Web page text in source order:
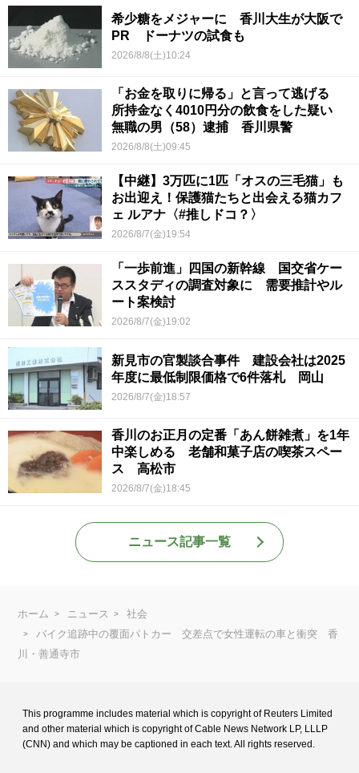
希少糖をメジャーに 香川大生が大阪で
PR ドーナツの試食も
2026/8/8(土)10:24
「お金を取りに帰る」と言って逃げる
所持金なく4010円分の飲食をした疑い
無職の男（58）逮捕 香川県警
2026/8/8(土)09:45
【中継】3万匹に1匹「オスの三毛猫」も
お出迎え！保護猫たちと出会える猫カフ
ェ ルアナ〈#推しドコ？〉
2026/8/7(金)19:54
「一歩前進」四国の新幹線 国交省ケー
ススタディの調査対象に 需要推計やル
ート案検討
2026/8/7(金)19:02
新見市の官製談合事件 建設会社は2025
年度に最低制限価格で6件落札 岡山
2026/8/7(金)18:57
香川のお正月の定番「あん餅雑煮」を1年
中楽しめる 老舗和菓子店の喫茶スペー
ス 高松市
2026/8/7(金)18:45
ニュース記事一覧
ホーム ニュース
社会
バイク追跡中の覆面パトカー 交差点で女性運転の車と衝突 香
川・善通寺市
This programme includes material which is copyright of Reuters Limited
and other material which is copyright of Cable News Network LP, LLLP
(CNN) and which may be captioned in each text. All rights reserved.